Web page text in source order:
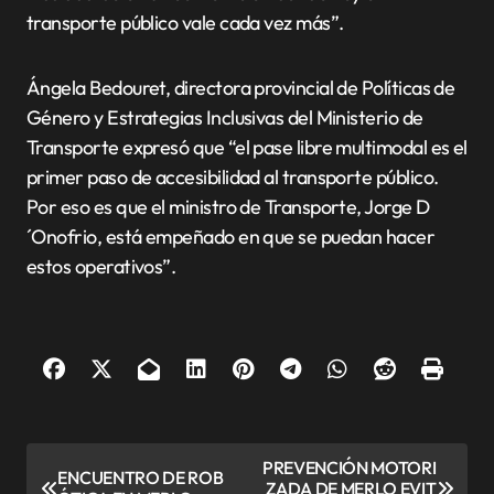
transporte público vale cada vez más”.
Ángela Bedouret, directora provincial de Políticas de
Género y Estrategias Inclusivas del Ministerio de
Transporte expresó que “el pase libre multimodal es el
primer paso de accesibilidad al transporte público.
Por eso es que el ministro de Transporte, Jorge D
´Onofrio, está empeñado en que se puedan hacer
estos operativos”.
ENCUENTRO DE ROB
PREVENCIÓN MOTORI
ZADA DE MERLO EVIT